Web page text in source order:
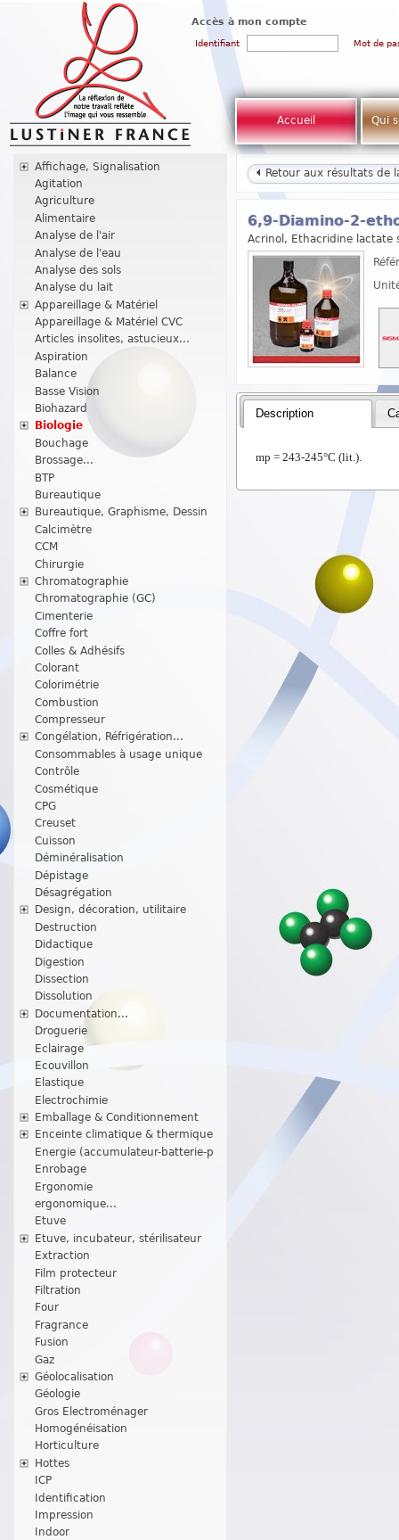
Accès à mon compte
Identifiant Mot de
Accueil Qui
Affichage, Signalisation
Agitation
Agriculture
Alimentaire
Analyse de l'air
Analyse de l'eau
Analyse des sols
Analyse du lait
Appareillage & Matériel
Appareillage & Matériel CVC
Articles insolites, astucieux...
Aspiration
Balance
Basse Vision
Biohazard
Biologie
Bouchage
Brossage...
BTP
Bureautique
Bureautique, Graphisme, Dessin
Calcimètre
CCM
Chirurgie
Chromatographie
Chromatographie (GC)
Cimenterie
Coffre fort
Colles & Adhésifs
Colorant
Colorimétrie
Combustion
Compresseur
Congélation, Réfrigération...
Consommables à usage unique
Contrôle
Cosmétique
CPG
Creuset
Cuisson
Déminéralisation
Dépistage
Désagrégation
Design, décoration, utilitaire
Destruction
Didactique
Digestion
Dissection
Dissolution
Documentation...
Droguerie
Eclairage
Ecouvillon
Elastique
Electrochimie
Emballage & Conditionnement
Enceinte climatique & thermique
Energie (accumulateur-batterie-p
Enrobage
Ergonomie
ergonomique...
Etuve
Etuve, incubateur, stérilisateur
Extraction
Film protecteur
Filtration
Four
Fragrance
Fusion
Gaz
Géolocalisation
Géologie
Gros Electroménager
Homogénéisation
Horticulture
Hottes
ICP
Identification
Impression
Indoor
Retour aux résultats de
6,9-Diamino-2-
Acrinol, Ethacridine lactate
Description
mp = 243-245°C (lit.).